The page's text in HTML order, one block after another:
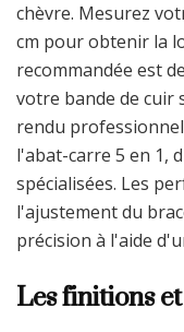
chèvre. Mesurez
cm pour obtenir la
recommandée est
votre bande de cuir
rendu
l'abat-carre 5 en 1,
spécialisées. Les
l'ajustement du
précision à l'aide
Les finitions